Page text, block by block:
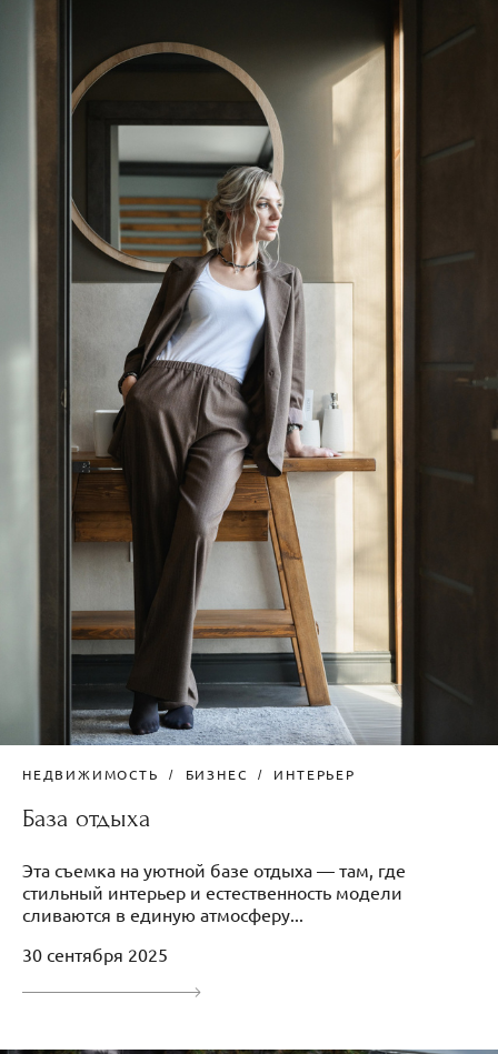
НЕДВИЖИМОСТЬ БИЗНЕС ИНТЕРЬЕР
База отдыха
Эта съемка на уютной базе отдыха — там, где
стильный интерьер и естественность модели
сливаются в единую атмосферу...
30 сентября 2025